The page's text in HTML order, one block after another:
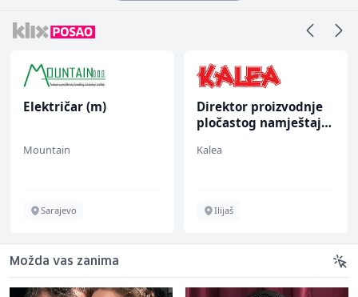
Električar (m)
Mountain
Sarajevo
Direktor proizvodnje
pločastog namještaja
Kalea
Ilijaš
Možda vas zanima